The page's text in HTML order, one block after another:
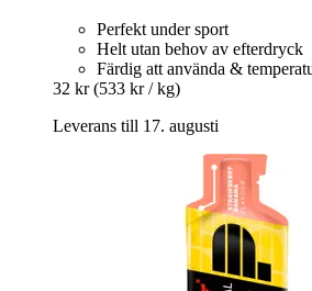
Perfekt under sport
Helt utan behov av efterdryck
Färdig att använda &
32 kr (533 kr / kg)
Leverans till 17. augusti